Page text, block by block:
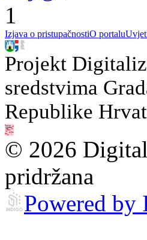
1
Izjava o pristupačnostiO portalu
Projekt
sredstvima
Republike
© 2026
pridržana
Powered by